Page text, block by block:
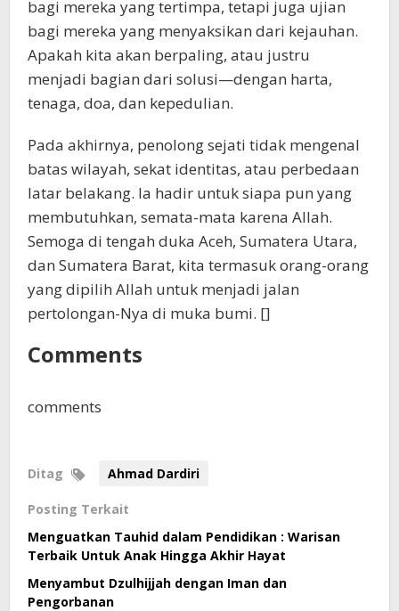
bagi mereka yang tertimpa, tetapi juga ujian
bagi mereka yang menyaksikan dari kejauhan.
Apakah kita akan berpaling, atau justru
menjadi bagian dari solusi—dengan harta,
tenaga, doa, dan kepedulian.
Pada akhirnya, penolong sejati tidak mengenal
batas wilayah, sekat identitas, atau perbedaan
latar belakang. Ia hadir untuk siapa pun yang
membutuhkan, semata-mata karena Allah.
Semoga di tengah duka Aceh, Sumatera Utara,
dan Sumatera Barat, kita termasuk orang-orang
yang dipilih Allah untuk menjadi jalan
pertolongan-Nya di muka bumi. []
Comments
comments
Ditag Ahmad Dardiri
Posting Terkait
Menguatkan Tauhid dalam Pendidikan : Warisan
Terbaik Untuk Anak Hingga Akhir Hayat
Menyambut Dzulhijjah dengan Iman dan
Pengorbanan